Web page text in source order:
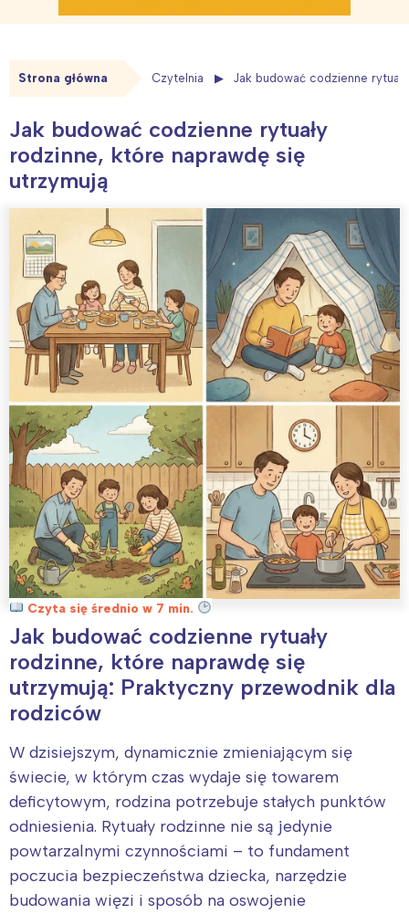
Strona główna Czytelnia Jak budować codzienne
Jak budować codzienne rytuały
rodzinne, które naprawdę się
utrzymują
Czyta się średnio w 7 min.
Jak budować codzienne rytuały
rodzinne, które naprawdę się
utrzymują: Praktyczny przewodnik dla
rodziców
W dzisiejszym, dynamicznie zmieniającym się
świecie, w którym czas wydaje się towarem
deficytowym, rodzina potrzebuje stałych punktów
odniesienia. Rytuały rodzinne nie są jedynie
powtarzalnymi czynnościami – to fundament
poczucia bezpieczeństwa dziecka, narzędzie
budowania więzi i sposób na oswojenie